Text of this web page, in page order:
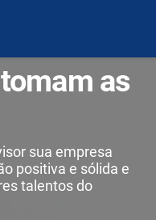
as
sua empresa
positiva e sólida e
talentos do